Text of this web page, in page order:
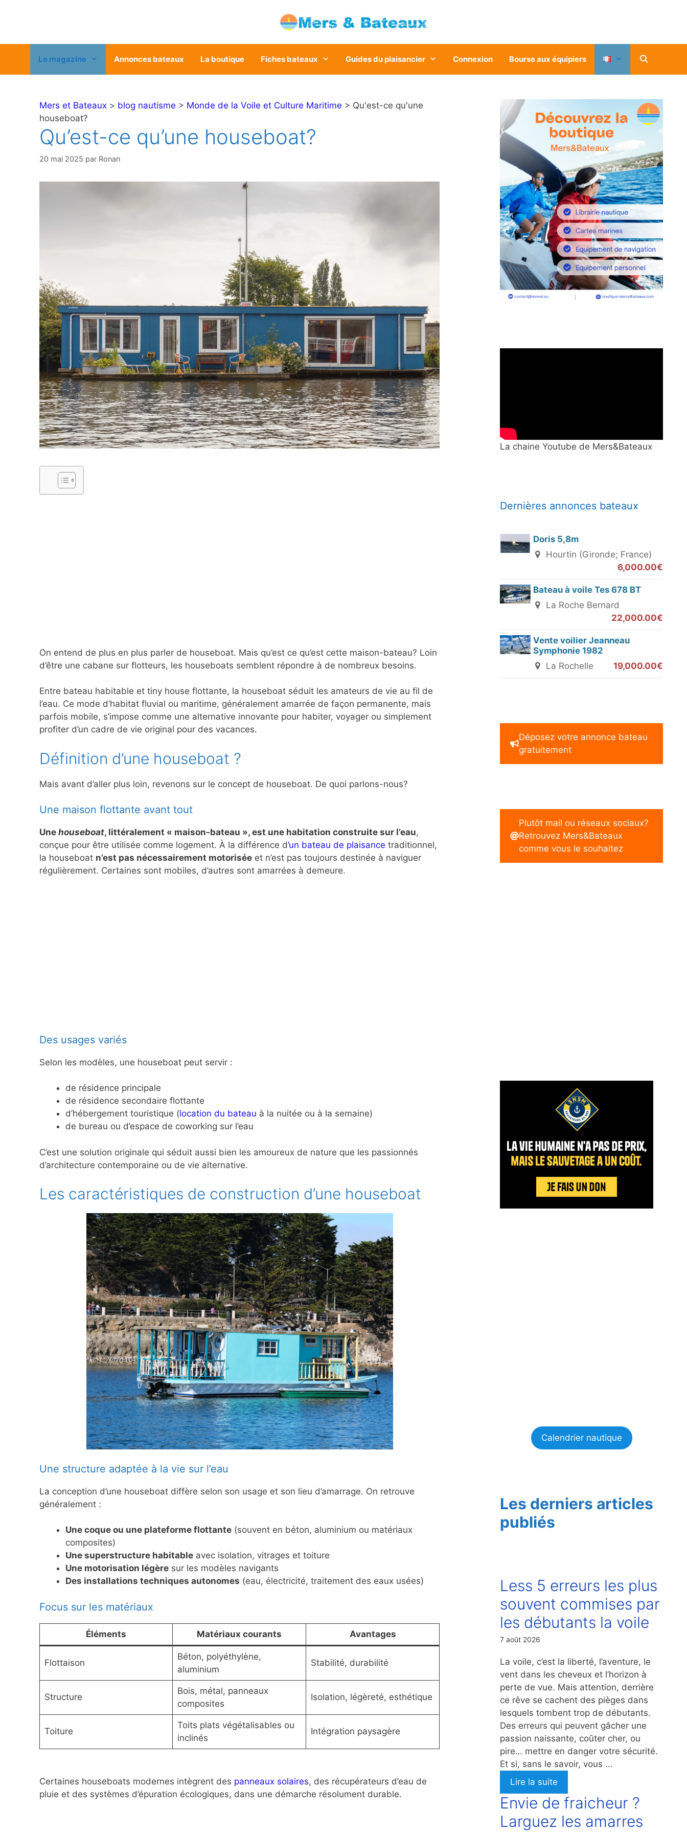
Le magazine Annonces bateaux La boutique Fiches bateaux Guides du plaisancier Connexion Bourse aux équipiers
Mers et Bateaux > blog nautisme > Monde de la Voile et Culture Maritime > Qu'est-ce qu'une
houseboat?
Qu’est-ce qu’une houseboat?
20 mai 2025 par Ronan
On entend de plus en plus parler de houseboat. Mais qu’est ce qu’est cette maison-bateau? Loin
d’être une cabane sur flotteurs, les houseboats semblent répondre à de nombreux besoins.
Entre bateau habitable et tiny house flottante, la houseboat séduit les amateurs de vie au fil de
l’eau. Ce mode d’habitat fluvial ou maritime, généralement amarrée de façon permanente, mais
parfois mobile, s’impose comme une alternative innovante pour habiter, voyager ou simplement
profiter d’un cadre de vie original pour des vacances.
Définition d’une houseboat ?
Mais avant d’aller plus loin, revenons sur le concept de houseboat. De quoi parlons-nous?
Une maison flottante avant tout
Une houseboat, littéralement « maison-bateau », est une habitation construite sur l’eau,
conçue pour être utilisée comme logement. À la différence d’un bateau de plaisance traditionnel,
la houseboat n’est pas nécessairement motorisée et n’est pas toujours destinée à naviguer
régulièrement. Certaines sont mobiles, d’autres sont amarrées à demeure.
Des usages variés
Selon les modèles, une houseboat peut servir :
de résidence principale
de résidence secondaire flottante
d’hébergement touristique (location du bateau à la nuitée ou à la semaine)
de bureau ou d’espace de coworking sur l’eau
C’est une solution originale qui séduit aussi bien les amoureux de nature que les passionnés
d’architecture contemporaine ou de vie alternative.
Les caractéristiques de construction d’une houseboat
Une structure adaptée à la vie sur l’eau
La conception d’une houseboat diffère selon son usage et son lieu d’amarrage. On retrouve
généralement :
Une coque ou une plateforme flottante (souvent en béton, aluminium ou matériaux
composites)
Une superstructure habitable avec isolation, vitrages et toiture
Une motorisation légère sur les modèles navigants
Des installations techniques autonomes (eau, électricité, traitement des eaux usées)
Focus sur les matériaux
Éléments Matériaux courants Avantages
Flottaison
Béton, polyéthylène,
aluminium
Stabilité, durabilité
Structure
Bois, métal, panneaux
composites
Isolation, légèreté, esthétique
Toiture
Toits plats végétalisables ou
inclinés
Intégration paysagère
Certaines houseboats modernes intègrent des panneaux solaires, des récupérateurs d’eau de
pluie et des systèmes d’épuration écologiques, dans une démarche résolument durable.
La chaine Youtube de Mers&Bateaux
Dernières annonces bateaux
Doris 5,8m
Hourtin (Gironde; France)
6,000.00€
Bateau à voile Tes 678 BT
La Roche Bernard
22,000.00€
Vente voilier Jeanneau
Symphonie 1982
La Rochelle
19,000.00€
Déposez votre annonce bateau
gratuitement
Plutôt mail ou réseaux sociaux?
Retrouvez Mers&Bateaux
comme vous le souhaitez
Calendrier nautique
Les derniers articles
publiés
Less 5 erreurs les plus
souvent commises par
les débutants la voile
7 août 2026
La voile, c’est la liberté, l’aventure, le
vent dans les cheveux et l’horizon à
perte de vue. Mais attention, derrière
ce rêve se cachent des pièges dans
lesquels tombent trop de débutants.
Des erreurs qui peuvent gâcher une
passion naissante, coûter cher, ou
pire… mettre en danger votre sécurité.
Et si, sans le savoir, vous ...
Lire la suite
Envie de fraicheur ?
Larguez les amarres